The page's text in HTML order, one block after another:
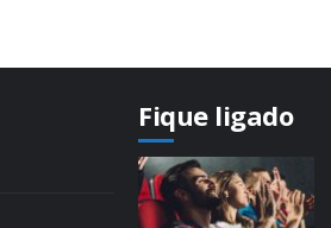
Fique ligado